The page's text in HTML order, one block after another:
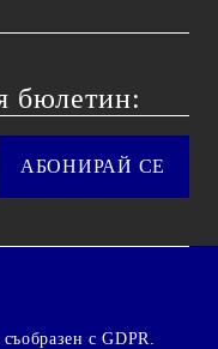
бюлетин:
с GDPR.